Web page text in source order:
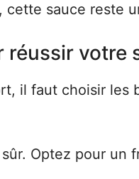
sauce reste
votre
il faut choisir les
Optez pour un